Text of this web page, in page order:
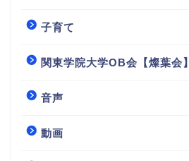
子育て
関東学院大学OB会【燦葉会】
音声
動画